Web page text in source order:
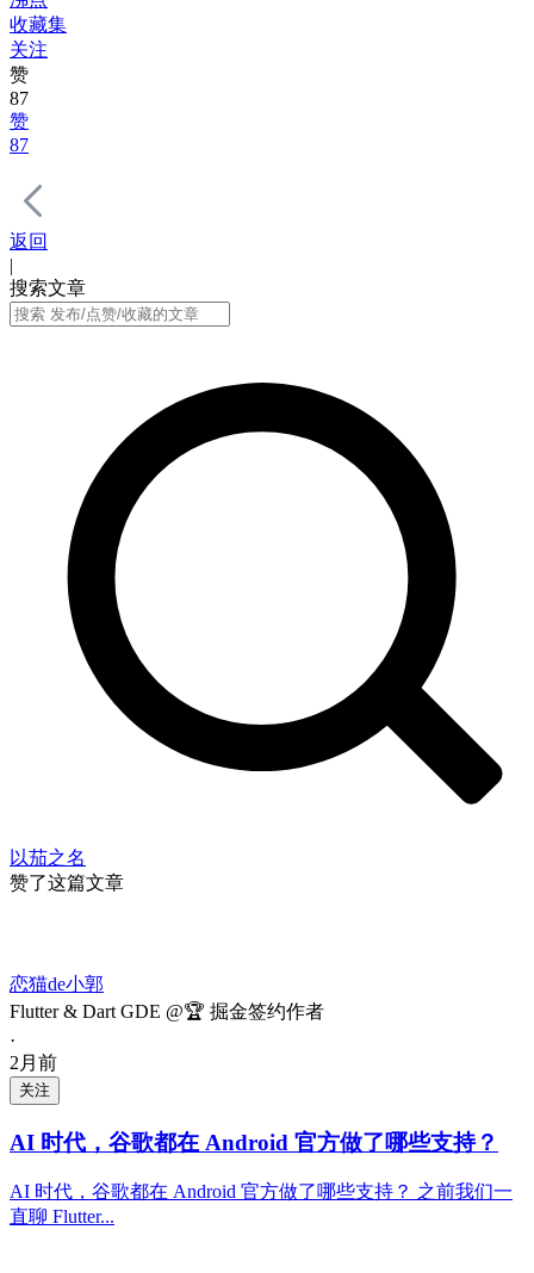
收藏集
关注
赞
87
赞
87
返回
|
搜索文章
以茄之名
赞了这篇文章
恋猫de小郭
Flutter & Dart GDE @🏆 掘金签约作者
·
2月前
关注
AI 时代，谷歌都在 Android 官方做了哪些支持？
AI 时代，谷歌都在 Android 官方做了哪些支持？ 之前我们一
直聊 Flutter...